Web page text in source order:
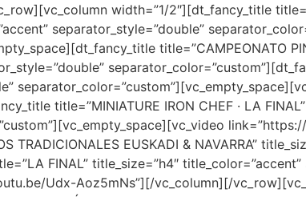
width=”1/2″][dt_fancy_title
separator_style=”double”
title=”CAMPEONATO
title=”MINIATURE IRON CHEF · LA
TRADICIONALES EUSKADI & NAVARRA”
FINAL” title_size=”h4″
Udx-Aoz5mNs”][/vc_column][/